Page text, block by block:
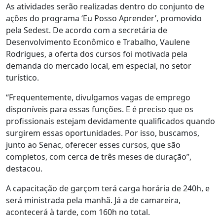
As atividades serão realizadas dentro do conjunto de
ações do programa ‘Eu Posso Aprender’, promovido
pela Sedest. De acordo com a secretária de
Desenvolvimento Econômico e Trabalho, Vaulene
Rodrigues, a oferta dos cursos foi motivada pela
demanda do mercado local, em especial, no setor
turístico.
“Frequentemente, divulgamos vagas de emprego
disponíveis para essas funções. E é preciso que os
profissionais estejam devidamente qualificados quando
surgirem essas oportunidades. Por isso, buscamos,
junto ao Senac, oferecer esses cursos, que são
completos, com cerca de três meses de duração”,
destacou.
A capacitação de garçom terá carga horária de 240h, e
será ministrada pela manhã. Já a de camareira,
acontecerá à tarde, com 160h no total.